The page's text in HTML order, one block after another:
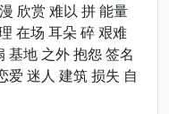
欣赏 难以 拼 能量
在场 耳朵 碎 艰难
基地 之外 抱怨 签名
爱 迷人 建筑 损失 自